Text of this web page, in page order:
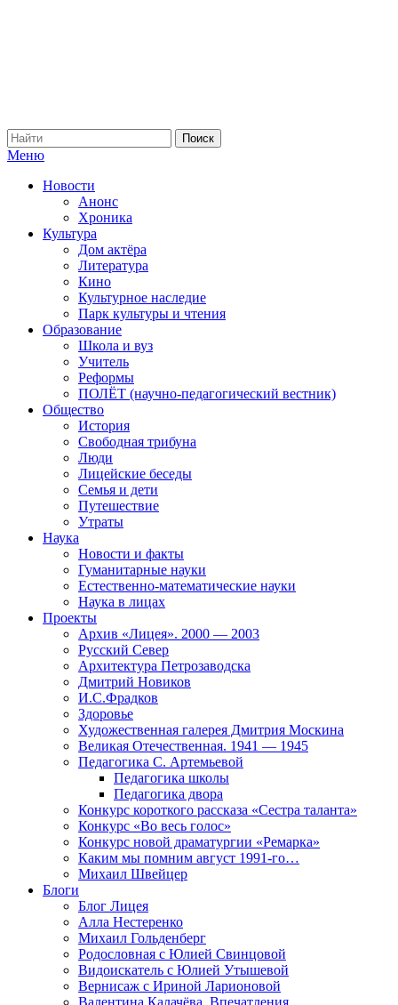
Меню
Новости
Анонс
Хроника
Культура
Дом актёра
Литература
Кино
Культурное наследие
Парк культуры и чтения
Образование
Школа и вуз
Учитель
Реформы
ПОЛЁТ (научно-педагогический вестник)
Общество
История
Свободная трибуна
Люди
Лицейские беседы
Семья и дети
Путешествие
Утраты
Наука
Новости и факты
Гуманитарные науки
Естественно-математические науки
Наука в лицах
Проекты
Архив «Лицея». 2000 — 2003
Русский Север
Архитектура Петрозаводска
Дмитрий Новиков
И.С.Фрадков
Здоровье
Художественная галерея Дмитрия Москина
Великая Отечественная. 1941 — 1945
Педагогика С. Артемьевой
Педагогика школы
Педагогика двора
Конкурс короткого рассказа «Сестра таланта»
Конкурс «Во весь голос»
Конкурс новой драматургии «Ремарка»
Каким мы помним август 1991-го…
Михаил Швейцер
Блоги
Блог Лицея
Алла Нестеренко
Михаил Гольденберг
Родословная с Юлией Свинцовой
Видоискатель с Юлией Утышевой
Вернисаж с Ириной Ларионовой